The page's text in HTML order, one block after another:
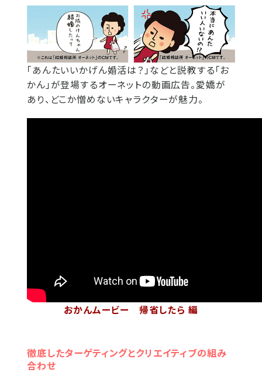
「あんたいいかげん婚活は？」などと説教する「お
かん」が登場するオーネットの動画広告。愛嬌が
あり、どこか憎めないキャラクターが魅力。
おかんムービー 帰省したら 編
徹底したターゲティングとクリエイティブの組み
合わせ